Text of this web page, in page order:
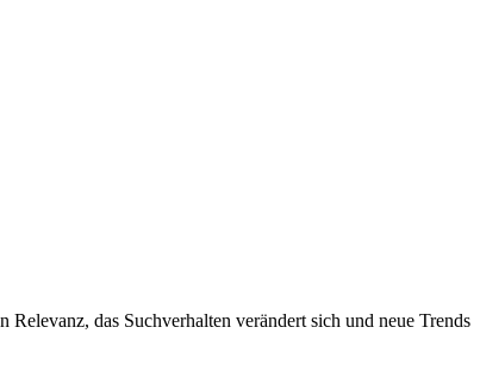
das Suchverhalten verändert sich und neue Trends